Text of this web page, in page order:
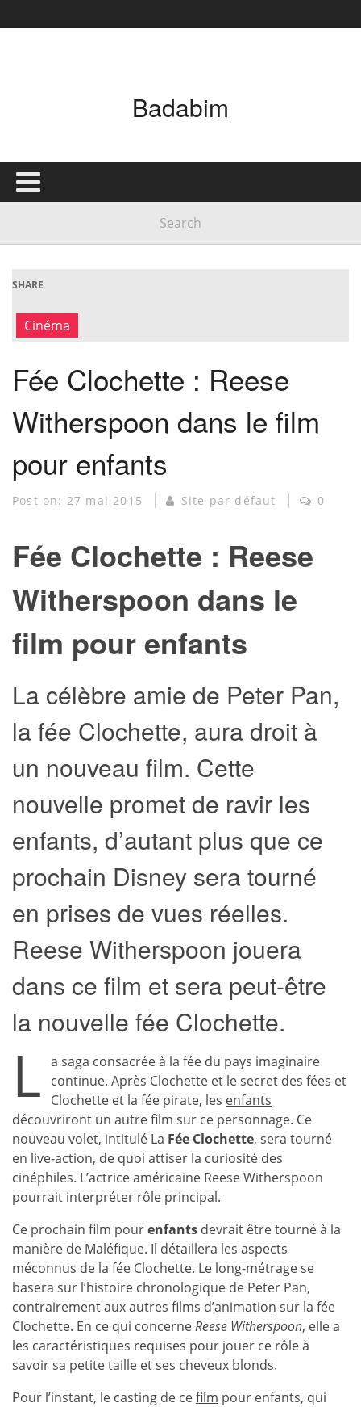
Badabim
SHARE
Cinéma
Fée Clochette : Reese
Witherspoon dans le film
pour enfants
Post on: 27 mai 2015 Site par défaut 0
Fée Clochette : Reese
Witherspoon dans le
film pour enfants
La célèbre amie de Peter Pan,
la fée Clochette, aura droit à
un nouveau film. Cette
nouvelle promet de ravir les
enfants, d’autant plus que ce
prochain Disney sera tourné
en prises de vues réelles.
Reese Witherspoon jouera
dans ce film et sera peut-être
la nouvelle fée Clochette.
L a saga consacrée à la fée du pays imaginaire
continue. Après Clochette et le secret des fées et
Clochette et la fée pirate, les enfants
découvriront un autre film sur ce personnage. Ce
nouveau volet, intitulé La Fée Clochette, sera tourné
en live-action, de quoi attiser la curiosité des
cinéphiles. L’actrice américaine Reese Witherspoon
pourrait interpréter rôle principal.
Ce prochain film pourenfants devrait être tourné à la
manière de Maléfique. Il détaillera les aspects
méconnus de la fée Clochette. Le long-métrage se
basera sur l’histoire chronologique de Peter Pan,
contrairement aux autres films d’animation sur la fée
Clochette. En ce qui concerneReese Witherspoon, elle a
les caractéristiques requises pour jouer ce rôle à
savoir sa petite taille et ses cheveux blonds.
Pour l’instant, le casting de cefilm pour enfants, qui